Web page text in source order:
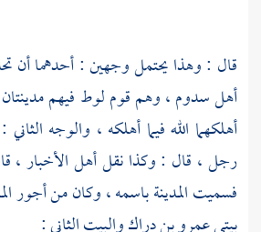
قال : وهذا يحتمل وجهين : أحدهما أن
أهل سدوم، وهمقوم لوط فيهم
أهلكهما الله فيما أهلكه ، والوجه
رجل ، قال : وكذا نقل أهل الأخبار ،
فسميت المدينة باسمه ، وكان من أجور